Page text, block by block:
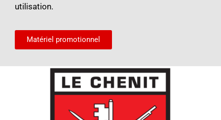
utilisation.
Matériel promotionnel